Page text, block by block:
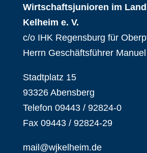
Wirtschaftsjunioren im
Kelheim e. V.
c/o IHK Regensburg für
Herrn Geschäftsführer
Stadtplatz 15
93326 Abensberg
Telefon 09443 / 92824-0
Fax 09443 / 92824-29
mail@wjkelheim.de